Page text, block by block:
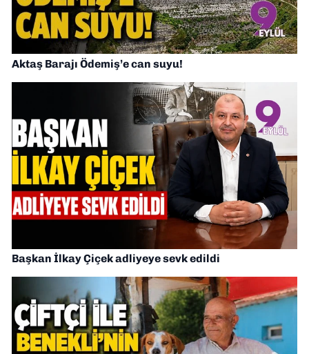
Aktaş Barajı Ödemiş’e can suyu!
Başkan İlkay Çiçek adliyeye sevk edildi